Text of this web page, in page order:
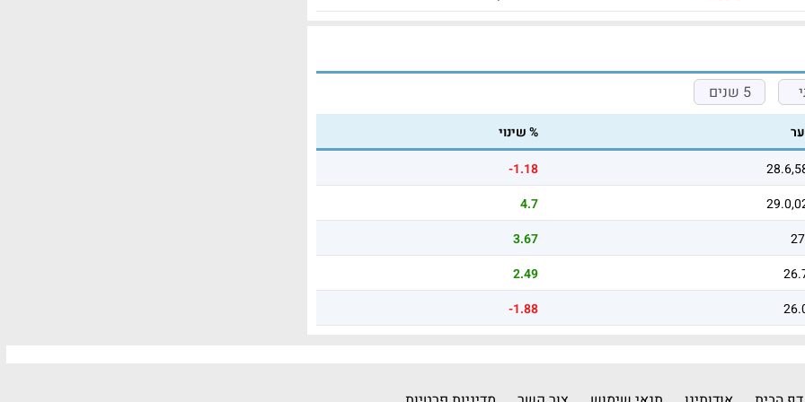
5 שנים
% שינוי
-1.18
4.7
3.67
2.49
-1.88